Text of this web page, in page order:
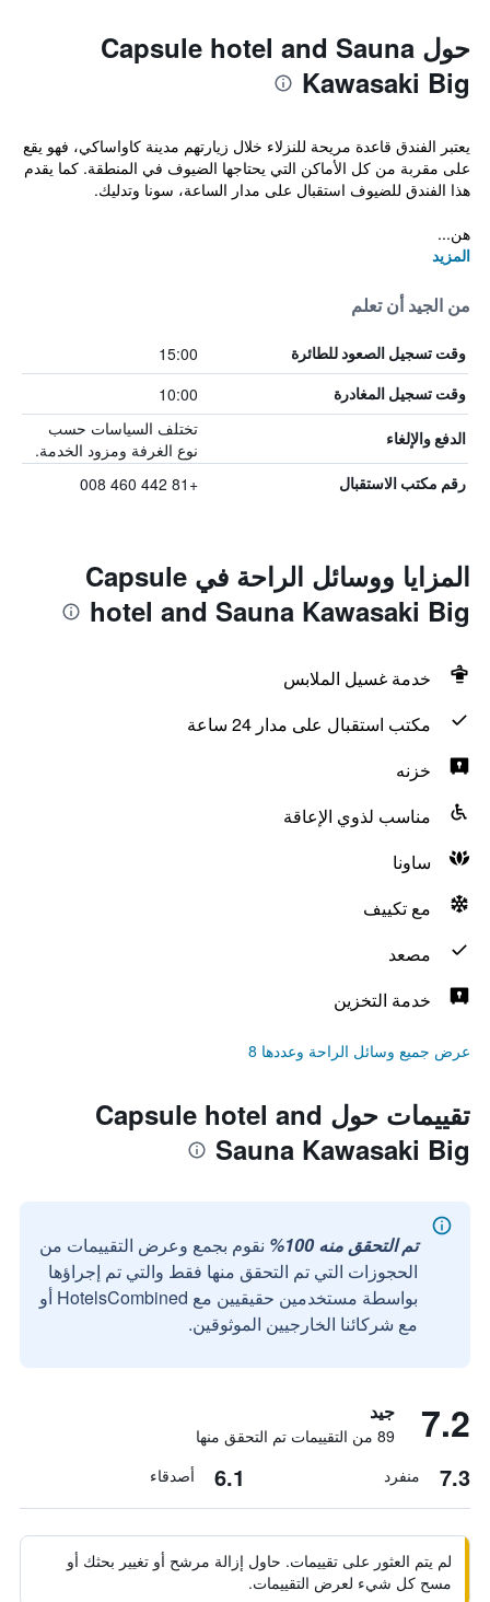
حول Capsule hotel and Sauna
Kawasaki Big
يعتبر الفندق قاعدة مريحة للنزلاء خلال زيارتهم مدينة كاواساكي، فهو يقع
على مقربة من كل الأماكن التي يحتاجها الضيوف في المنطقة. كما يقدم
هذا الفندق للضيوف استقبال على مدار الساعة، سونا وتدليك.
هن...
المزيد
من الجيد أن تعلم
وقت تسجيل الصعود للطائرة 15:00
وقت تسجيل المغادرة 10:00
الدفع والإلغاء
تختلف السياسات حسب
نوع الغرفة ومزود الخدمة.
رقم مكتب الاستقبال +81 442 460 008
المزايا ووسائل الراحة في Capsule
hotel and Sauna Kawasaki Big
خدمة غسيل الملابس
مكتب استقبال على مدار 24 ساعة
خزنه
مناسب لذوي الإعاقة
ساونا
مع تكييف
مصعد
خدمة التخزين
عرض جميع وسائل الراحة وعددها 8
تقييمات حول Capsule hotel and
Sauna Kawasaki Big
تم التحقق منه 100%
نقوم بجمع وعرض التقييمات من
الحجوزات التي تم التحقق منها فقط والتي تم إجراؤها
بواسطة مستخدمين حقيقيين مع HotelsCombined أو
مع شركائنا الخارجيين الموثوقين.
7.2 جيد
89 من التقييمات تم التحقق منها
7.3 منفرد 6.1 أصدقاء
لم يتم العثور على تقييمات. حاول إزالة مرشح أو تغيير بحثك أو
مسح كل شيء لعرض التقييمات.